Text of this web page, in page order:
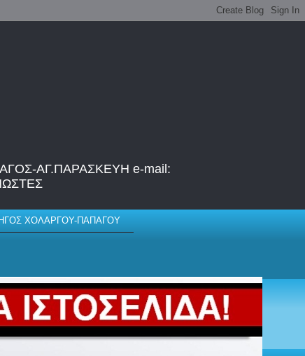
ΑΓ.ΠΑΡΑΣΚΕΥΗ e-mail:
ΧΟΛΑΡΓΟΥ-ΠΑΠΑΓΟΥ